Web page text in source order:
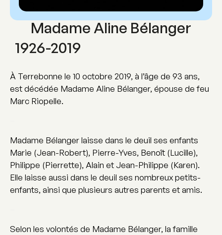
À Terrebonne le 10 octobre 2019, à l’âge de 93 ans,
est décédée Madame Aline Bélanger, épouse de feu
Marc Riopelle.
Madame Bélanger laisse dans le deuil ses enfants
Marie (Jean-Robert), Pierre-Yves, Benoît (Lucille),
Philippe (Pierrette), Alain et Jean-Philippe (Karen).
Elle laisse aussi dans le deuil ses nombreux petits-
enfants, ainsi que plusieurs autres parents et amis.
Selon les volontés de Madame Bélanger, la famille
Madame Aline Bélanger
1926-2019